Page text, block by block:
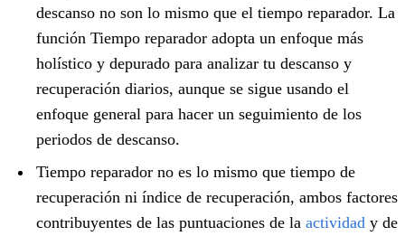
descanso no son lo mismo que el tiempo reparador. La
función Tiempo reparador adopta un enfoque más
holístico y depurado para analizar tu descanso y
recuperación diarios, aunque se sigue usando el
enfoque general para hacer un seguimiento de los
periodos de descanso.
Tiempo reparador no es lo mismo que tiempo de
recuperación ni índice de recuperación, ambos factores
contribuyentes de las puntuaciones de la actividad y de